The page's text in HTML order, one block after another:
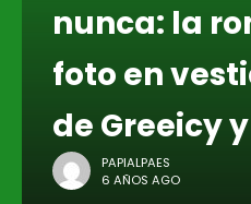
nunca: la
foto en
de Greeicy
PAPIALPAES
6 AÑOS AGO